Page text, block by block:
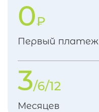
0₽
Первый платеж
3/6/12
Месяцев